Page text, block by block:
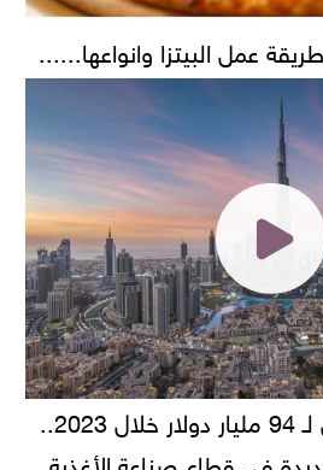
عمل البيتزا وانواعها......
حجم استثمارات يصل لـ 94 مليار دولار خلال 2023..
في قطاع صناعة الأغذية